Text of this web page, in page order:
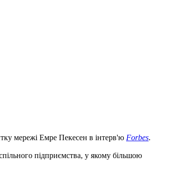
мережі Емре Пекесен в інтерв'ю Forbes.
підприємства, у якому більшою